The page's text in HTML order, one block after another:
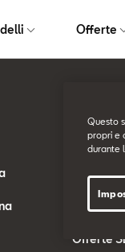
Offerte
Offerte
Offerte
Offerte
Offerte
Questo
propri e
durante